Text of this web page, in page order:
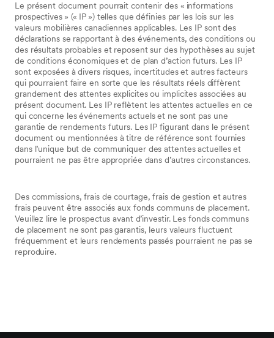
Le présent document pourrait contenir des « informations
prospectives » (« IP ») telles que définies par les lois sur les
valeurs mobilières canadiennes applicables. Les IP sont des
déclarations se rapportant à des événements, des conditions ou
des résultats probables et reposent sur des hypothèses au sujet
de conditions économiques et de plan d’action futurs. Les IP
sont exposées à divers risques, incertitudes et autres facteurs
qui pourraient faire en sorte que les résultats réels diffèrent
grandement des attentes explicites ou implicites associées au
présent document. Les IP reflètent les attentes actuelles en ce
qui concerne les événements actuels et ne sont pas une
garantie de rendements futurs. Les IP figurant dans le présent
document ou mentionnées à titre de référence sont fournies
dans l’unique but de communiquer des attentes actuelles et
pourraient ne pas être appropriée dans d’autres circonstances.
Des commissions, frais de courtage, frais de gestion et autres
frais peuvent être associés aux fonds communs de placement.
Veuillez lire le prospectus avant d’investir. Les fonds communs
de placement ne sont pas garantis, leurs valeurs fluctuent
fréquemment et leurs rendements passés pourraient ne pas se
reproduire.